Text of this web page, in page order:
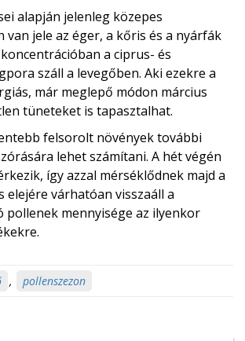
alapján jelenleg közepes
van jele az éger, a kőris és a nyárfák
a ciprus- és
száll a levegőben. Aki ezekre a
már meglepő módon március
tüneteket is tapasztalhat.
felsorolt növények további
lehet számítani. A hét végén
így azzal mérséklődnek majd a
elejére várhatóan visszaáll a
pollenek mennyisége az ilyenkor
, pollenszezon